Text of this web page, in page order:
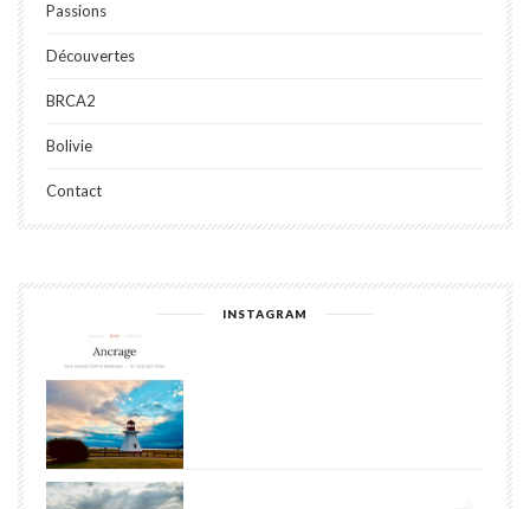
Passions
Découvertes
BRCA2
Bolivie
Contact
INSTAGRAM